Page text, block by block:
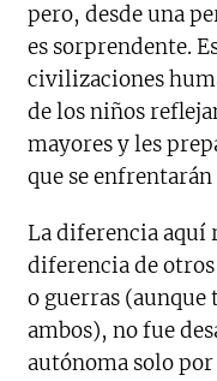
pero, desde una
es sorprendente.
civilizaciones
de los niños
mayores y les
que se
La diferencia aquí
diferencia de
o guerras (aunque
ambos), no fue
autónoma solo